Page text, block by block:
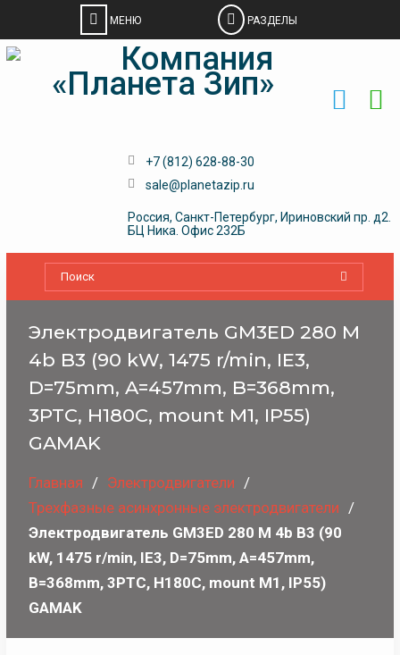
Skip
+7 (812) 628-88-30
sale@planetazip.ru
Россия, Санкт-Петербург, Ириновский пр. д2.
БЦ Ника. Офис 232Б
Электродвигатель GM3ED 280 M
4b B3 (90 kW, 1475 r/min, IE3,
D=75mm, A=457mm, B=368mm,
3PTC, H180C, mount M1, IP55)
GAMAK
Главная
Электродвигатели
Трехфазные асинхронные электродвигатели
Электродвигатель GM3ED 280 M 4b B3 (90
kW, 1475 r/min, IE3, D=75mm, A=457mm,
B=368mm, 3PTC, H180C, mount M1, IP55)
GAMAK